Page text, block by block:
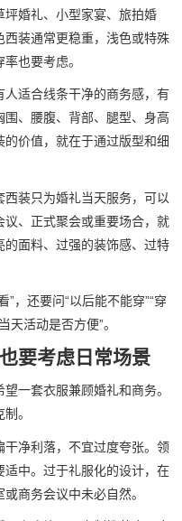
婚礼、小型家宴、旅拍婚
装通常更稳重，浅色或特殊
也要考虑。
适合线条干净的商务感，有
围、腰腹、背部、腿型、身高
价值，就在于通过版型和细
装只为婚礼当天服务，可以
、正式聚会或重要场合，就
面料、过强的装饰感、过特
，还要问“以后能不能穿”“穿
天活动是否方便”。
要考虑日常场景
一套衣服兼顾婚礼和商务。
。
净利落，不宜过度夸张。领
中。过于礼服化的设计，在
商务会议中未必自然。